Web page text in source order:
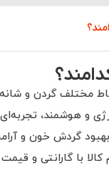
مختلف گردن و
و هوشمند، تجربه‌ای
بهبود گردش خون و
با گارانتی و